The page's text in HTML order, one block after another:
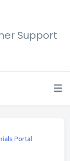
Support
Portal